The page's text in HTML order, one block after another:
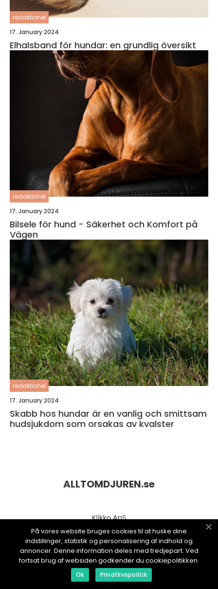
redaktionel
17. January 2024
Elhalsband för hundar: en grundlig översikt
redaktionel
17. January 2024
Bilsele för hund - Säkerhet och Komfort på
Vägen
redaktionel
17. January 2024
Skabb hos hundar är en vanlig och smittsam
hudsjukdom som orsakas av kvalster
ALLTOMDJUREN.se
web:www.klikko.dk
På vores website bruges cookies til at huske dine
indstillinger, statistik og personalisering af indhold og
annoncer. Denne information deles med tredjepart. Ved
fortsat brug af websiden godkender du cookiepolitikken.
Ok Privatlivspolitik